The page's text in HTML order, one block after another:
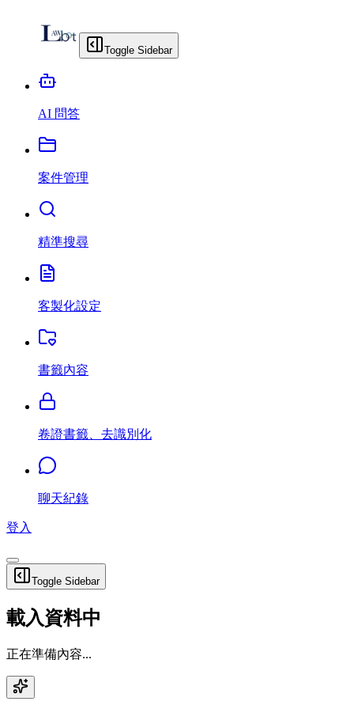
Toggle Sidebar
AI 問答
案件管理
精準搜尋
客製化設定
書籤內容
卷證書籤、去識別化
聊天紀錄
登入
Toggle Sidebar
載入資料中
正在準備內容...